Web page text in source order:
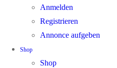
Anmelden
Registrieren
Annonce aufgeben
Shop
Shop